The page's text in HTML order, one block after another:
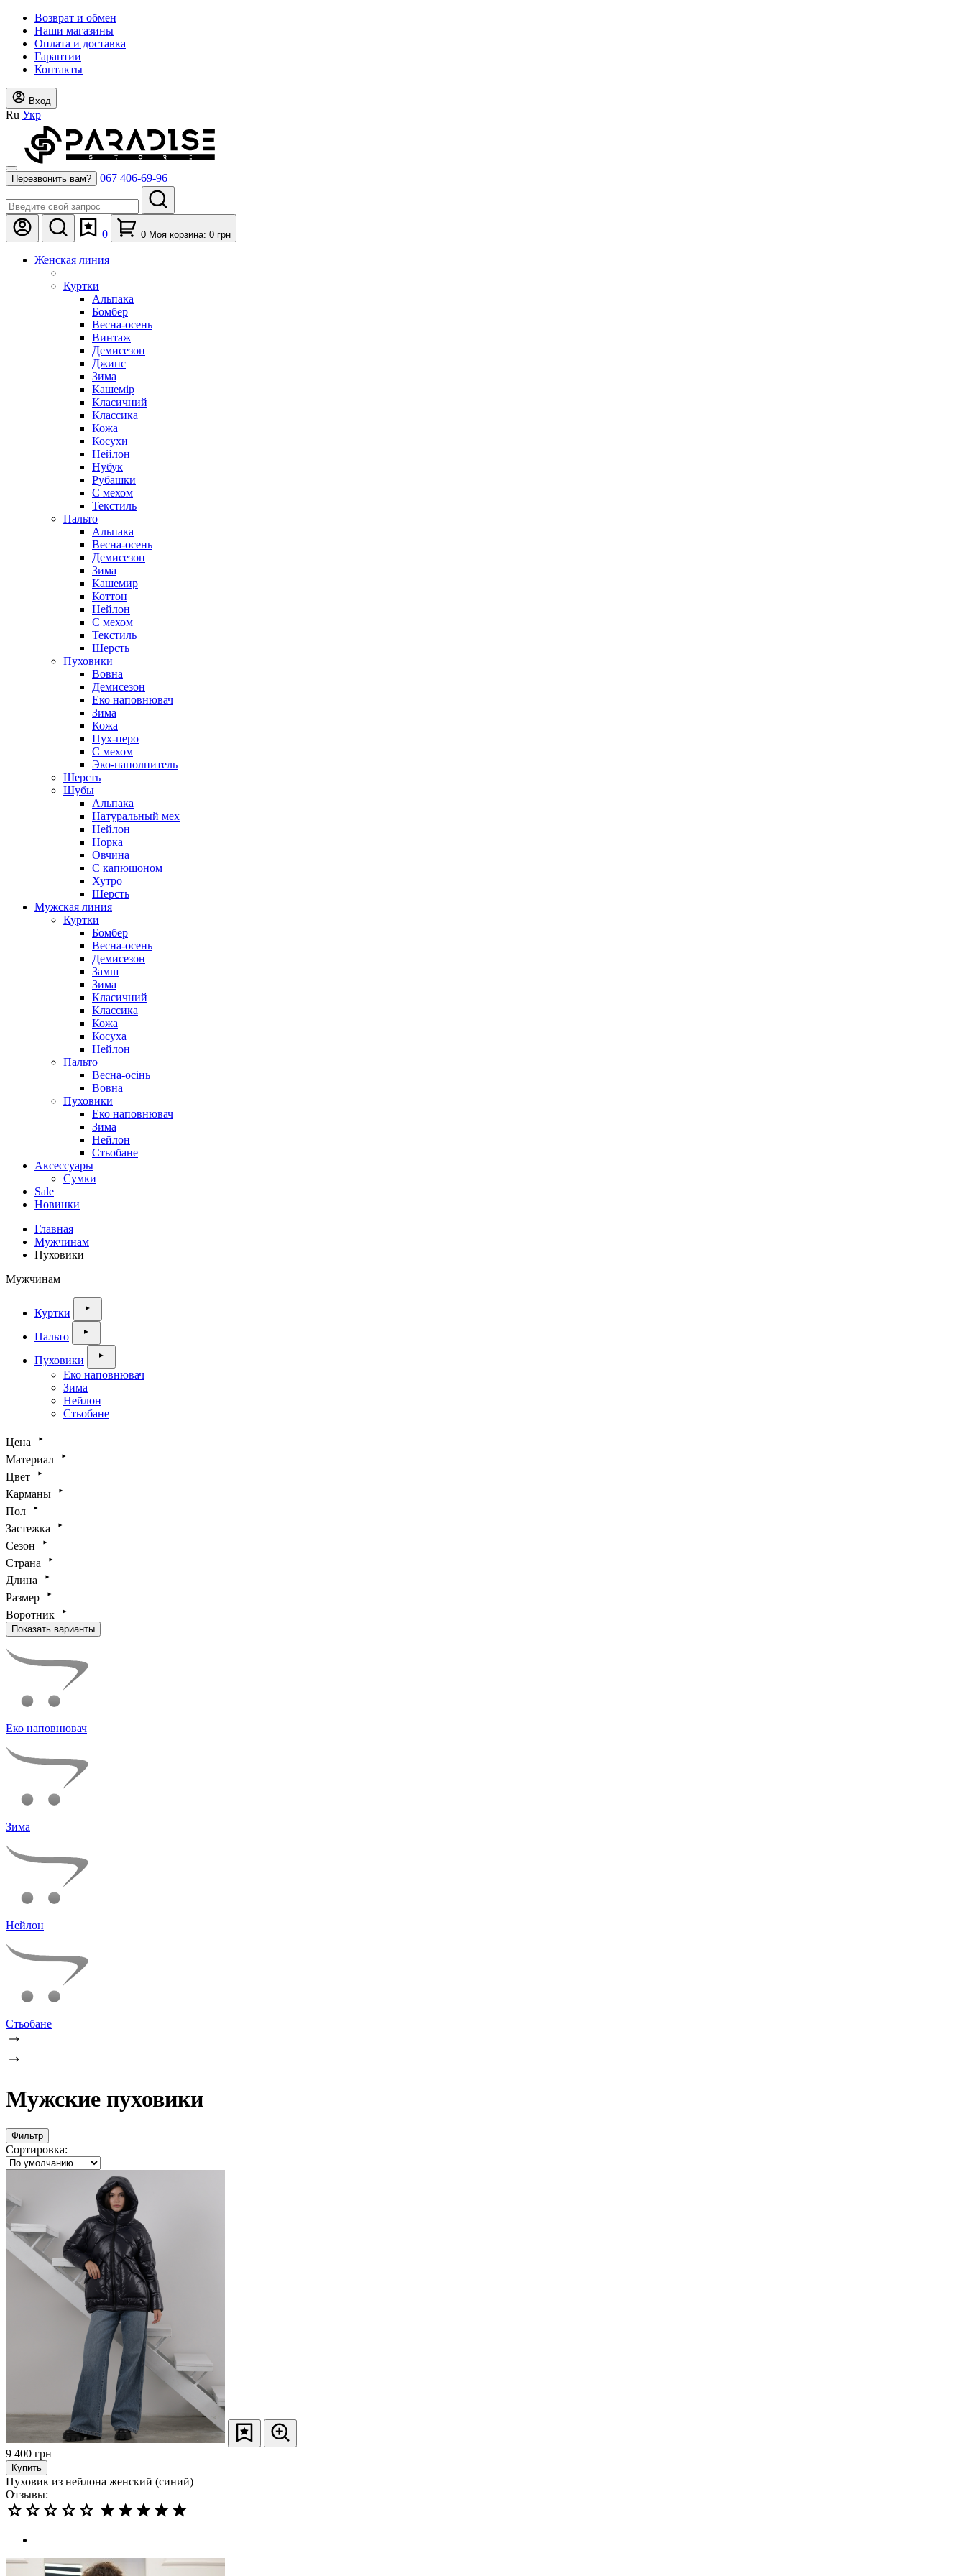
Возврат и обмен
Наши магазины
Оплата и доставка
Гарантии
Контакты
Вход
Ru Укр
Перезвонить вам? 067 406-69-96
0 0 Моя корзина: 0 грн
Женская линия
Куртки
Альпака
Бомбер
Весна-осень
Винтаж
Демисезон
Джинс
Зима
Кашемір
Класичний
Классика
Кожа
Косухи
Нейлон
Нубук
Рубашки
С мехом
Текстиль
Пальто
Альпака
Весна-осень
Демисезон
Зима
Кашемир
Коттон
Нейлон
С мехом
Текстиль
Шерсть
Пуховики
Вовна
Демисезон
Еко наповнювач
Зима
Кожа
Пух-перо
С мехом
Эко-наполнитель
Шерсть
Шубы
Альпака
Натуральный мех
Нейлон
Норка
Овчина
С капюшоном
Хутро
Шерсть
Мужская линия
Куртки
Бомбер
Весна-осень
Демисезон
Замш
Зима
Класичний
Классика
Кожа
Косуха
Нейлон
Пальто
Весна-осінь
Вовна
Пуховики
Еко наповнювач
Зима
Нейлон
Стьобане
Аксессуары
Сумки
Sale
Новинки
Главная
Мужчинам
Пуховики
Мужчинам
Куртки
Пальто
Пуховики
Еко наповнювач
Зима
Нейлон
Стьобане
Цена
Материал
Цвет
Карманы
Пол
Застежка
Сезон
Страна
Длина
Размер
Воротник
Показать варианты
Еко наповнювач
Зима
Нейлон
Стьобане
Мужские пуховики
Фильтр
Сортировка:
9 400 грн
Купить
Пуховик из нейлона женский (синий)
Отзывы: